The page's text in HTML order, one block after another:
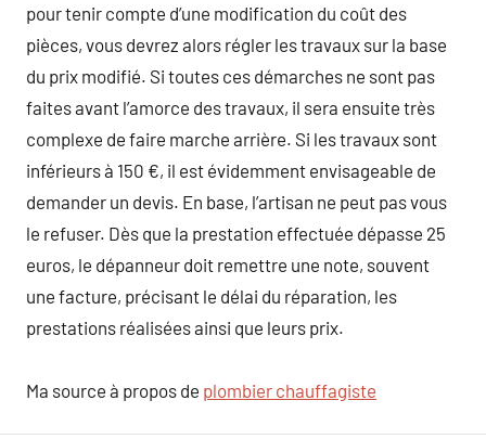
pour tenir compte d’une modification du coût des
pièces, vous devrez alors régler les travaux sur la base
du prix modifié. Si toutes ces démarches ne sont pas
faites avant l’amorce des travaux, il sera ensuite très
complexe de faire marche arrière. Si les travaux sont
inférieurs à 150 €, il est évidemment envisageable de
demander un devis. En base, l’artisan ne peut pas vous
le refuser. Dès que la prestation effectuée dépasse 25
euros, le dépanneur doit remettre une note, souvent
une facture, précisant le délai du réparation, les
prestations réalisées ainsi que leurs prix.
Ma source à propos de plombier chauffagiste